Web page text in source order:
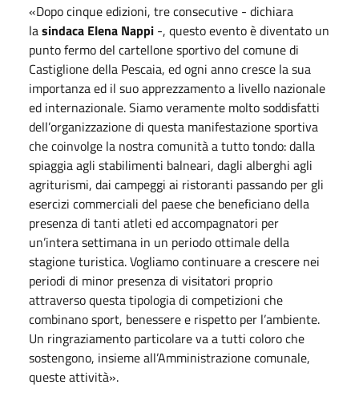
«Dopo cinque edizioni, tre consecutive - dichiara
lasindaca Elena Nappi -, questo evento è diventato un
punto fermo del cartellone sportivo del comune di
Castiglione della Pescaia, ed ogni anno cresce la sua
importanza ed il suo apprezzamento a livello nazionale
ed internazionale. Siamo veramente molto soddisfatti
dell’organizzazione di questa manifestazione sportiva
che coinvolge la nostra comunità a tutto tondo: dalla
spiaggia agli stabilimenti balneari, dagli alberghi agli
agriturismi, dai campeggi ai ristoranti passando per gli
esercizi commerciali del paese che beneficiano della
presenza di tanti atleti ed accompagnatori per
un’intera settimana in un periodo ottimale della
stagione turistica. Vogliamo continuare a crescere nei
periodi di minor presenza di visitatori proprio
attraverso questa tipologia di competizioni che
combinano sport, benessere e rispetto per l’ambiente.
Un ringraziamento particolare va a tutti coloro che
sostengono, insieme all’Amministrazione comunale,
queste attività».